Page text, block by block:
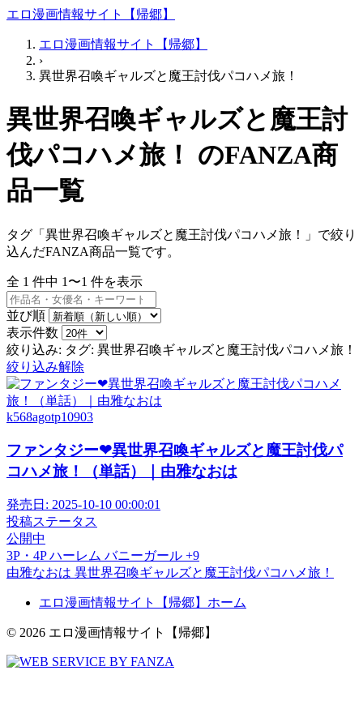
エロ漫画情報サイト【帰郷】
エロ漫画情報サイト【帰郷】
›
異世界召喚ギャルズと魔王討伐パコハメ旅！
異世界召喚ギャルズと魔王討
伐パコハメ旅！ のFANZA商
品一覧
タグ「異世界召喚ギャルズと魔王討伐パコハメ旅！」で絞り
込んだFANZA商品一覧です。
全 1 件中 1〜1 件を表示
並び順
表示件数
絞り込み: タグ: 異世界召喚ギャルズと魔王討伐パコハメ旅！
絞り込み解除
k568agotp10903
ファンタジー❤異世界召喚ギャルズと魔王討伐パ
コハメ旅！（単話）｜由雅なおは
発売日: 2025-10-10 00:00:01
投稿ステータス
公開中
3P・4Pハーレム バニーガール +9
由雅なおは 異世界召喚ギャルズと魔王討伐パコハメ旅！
エロ漫画情報サイト【帰郷】ホーム
© 2026 エロ漫画情報サイト【帰郷】